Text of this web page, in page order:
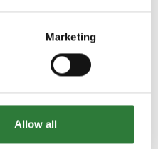
Marketing
Allow all
VI GØR:
specialiserer o